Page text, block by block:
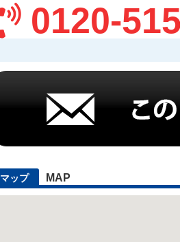
0120-
マップ MAP